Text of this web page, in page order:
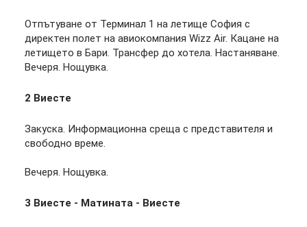
Отпътуване от Терминал 1 на летище София с
директен полет на авиокомпания Wizz Аir. Кацане на
летището в Бари. Трансфер до хотела. Настаняване.
Вечеря. Нощувка.
2 Виесте
Закуска. Информационна среща с представителя и
свободно време.
Вечеря. Нощувка.
3 Виесте - Матината - Виесте